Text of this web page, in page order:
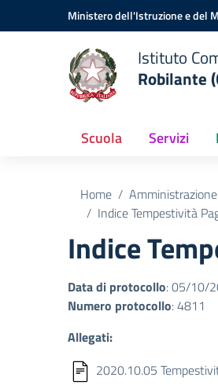
Vai ai contenuti
Vai al menu di navigazioneMinistero dell'Istruzione e del
Istituto
Robilante
Scuola Servizi
Home
Indice Tempestività
Indice
Data di protocollo: 05/10/
Numero protocollo: 4811
Allegati:
2020.10.05